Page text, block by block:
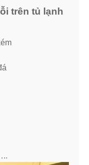
trên tủ lạnh